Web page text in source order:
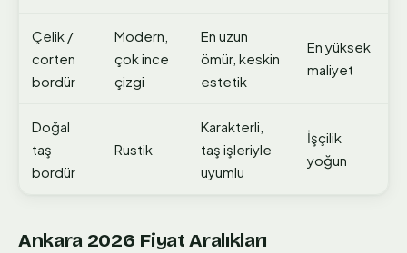
Çelik /
corten
bordür
Modern,
çok ince
çizgi
En uzun
ömür, keskin
estetik
En yüksek
maliyet
Doğal
taş
bordür
Rustik
Karakterli,
taş işleriyle
uyumlu
İşçilik
yoğun
Ankara 2026 Fiyat Aralıkları